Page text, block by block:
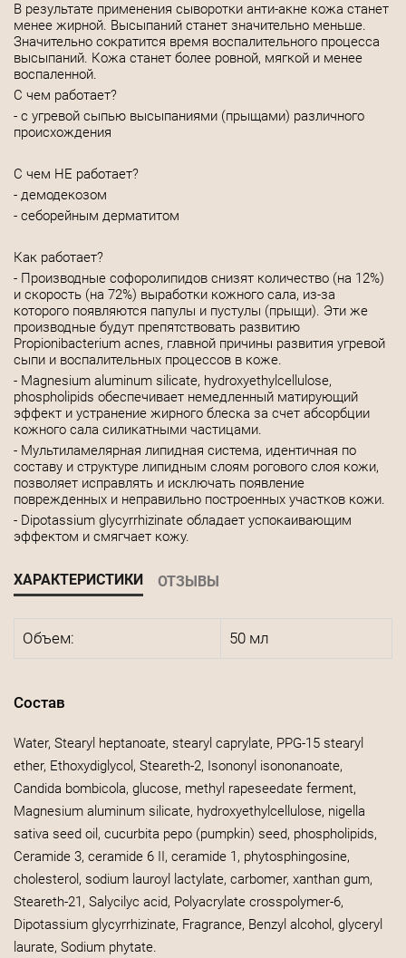
В результате применения сыворотки анти-акне кожа станет
менее жирной. Высыпаний станет значительно меньше.
Значительно сократится время воспалительного процесса
высыпаний. Кожа станет более ровной, мягкой и менее
воспаленной.
С чем работает?
- c угревой сыпью высыпаниями (прыщами) различного
происхождения
С чем НЕ работает?
- демодекозом
- себорейным дерматитом
Как работает?
- Производные софоролипидов снизят количество (на 12%)
и скорость (на 72%) выработки кожного сала, из-за
которого появляются папулы и пустулы (прыщи). Эти же
производные будут препятствовать развитию
Propionibacterium acnes, главной причины развития угревой
сыпи и воспалительных процессов в коже.
- Magnesium aluminum silicate, hydroxyethylcellulose,
phospholipids обеспечивает немедленный матирующий
эффект и устранение жирного блеска за счет абсорбции
кожного сала силикатными частицами.
- Мультиламелярная липидная система, идентичная по
составу и структуре липидным слоям рогового слоя кожи,
позволяет исправлять и исключать появление
поврежденных и неправильно построенных участков кожи.
- Dipotassium glycyrrhizinate обладает успокаивающим
эффектом и смягчает кожу.
ХАРАКТЕРИСТИКИ ОТЗЫВЫ
Объем: 50 мл
Состав
Water, Stearyl heptanoate, stearyl caprylate, PPG-15 stearyl
ether, Ethoxydiglycol, Steareth-2, Isononyl isononanoate,
Candida bombicola, glucose, methyl rapeseedate ferment,
Magnesium aluminum silicate, hydroxyethylcellulose, nigella
sativa seed oil, cucurbita pepo (pumpkin) seed, phospholipids,
Ceramide 3, ceramide 6 II, ceramide 1, phytosphingosine,
cholesterol, sodium lauroyl lactylate, carbomer, xanthan gum,
Steareth-21, Salycilyc acid, Polyacrylate crosspolymer-6,
Dipotassium glycyrrhizinate, Fragrance, Benzyl alcohol, glyceryl
laurate, Sodium phytate.